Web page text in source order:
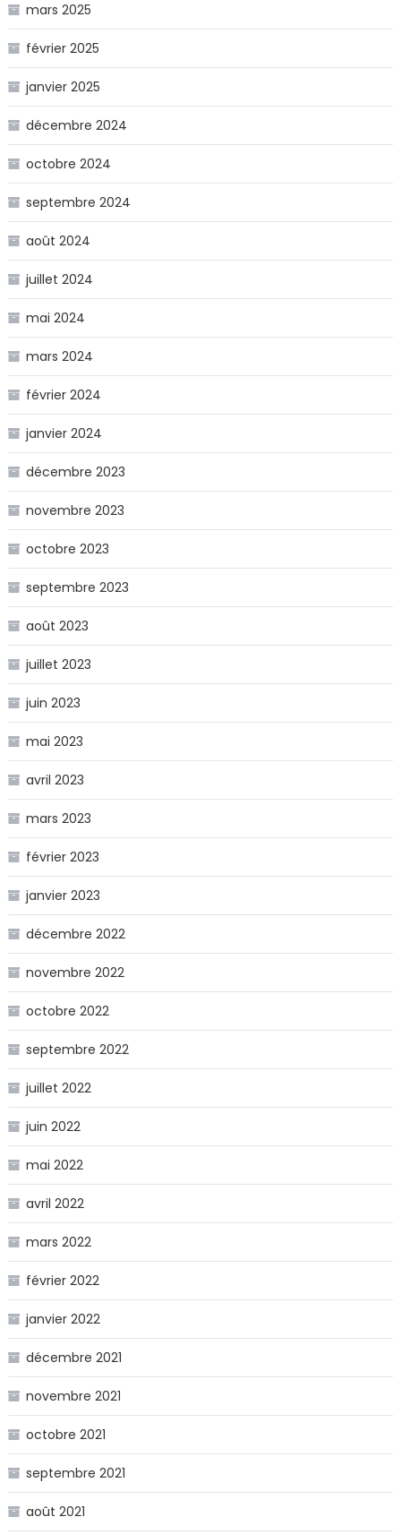
mars 2025
février 2025
janvier 2025
décembre 2024
octobre 2024
septembre 2024
août 2024
juillet 2024
mai 2024
mars 2024
février 2024
janvier 2024
décembre 2023
novembre 2023
octobre 2023
septembre 2023
août 2023
juillet 2023
juin 2023
mai 2023
avril 2023
mars 2023
février 2023
janvier 2023
décembre 2022
novembre 2022
octobre 2022
septembre 2022
juillet 2022
juin 2022
mai 2022
avril 2022
mars 2022
février 2022
janvier 2022
décembre 2021
novembre 2021
octobre 2021
septembre 2021
août 2021